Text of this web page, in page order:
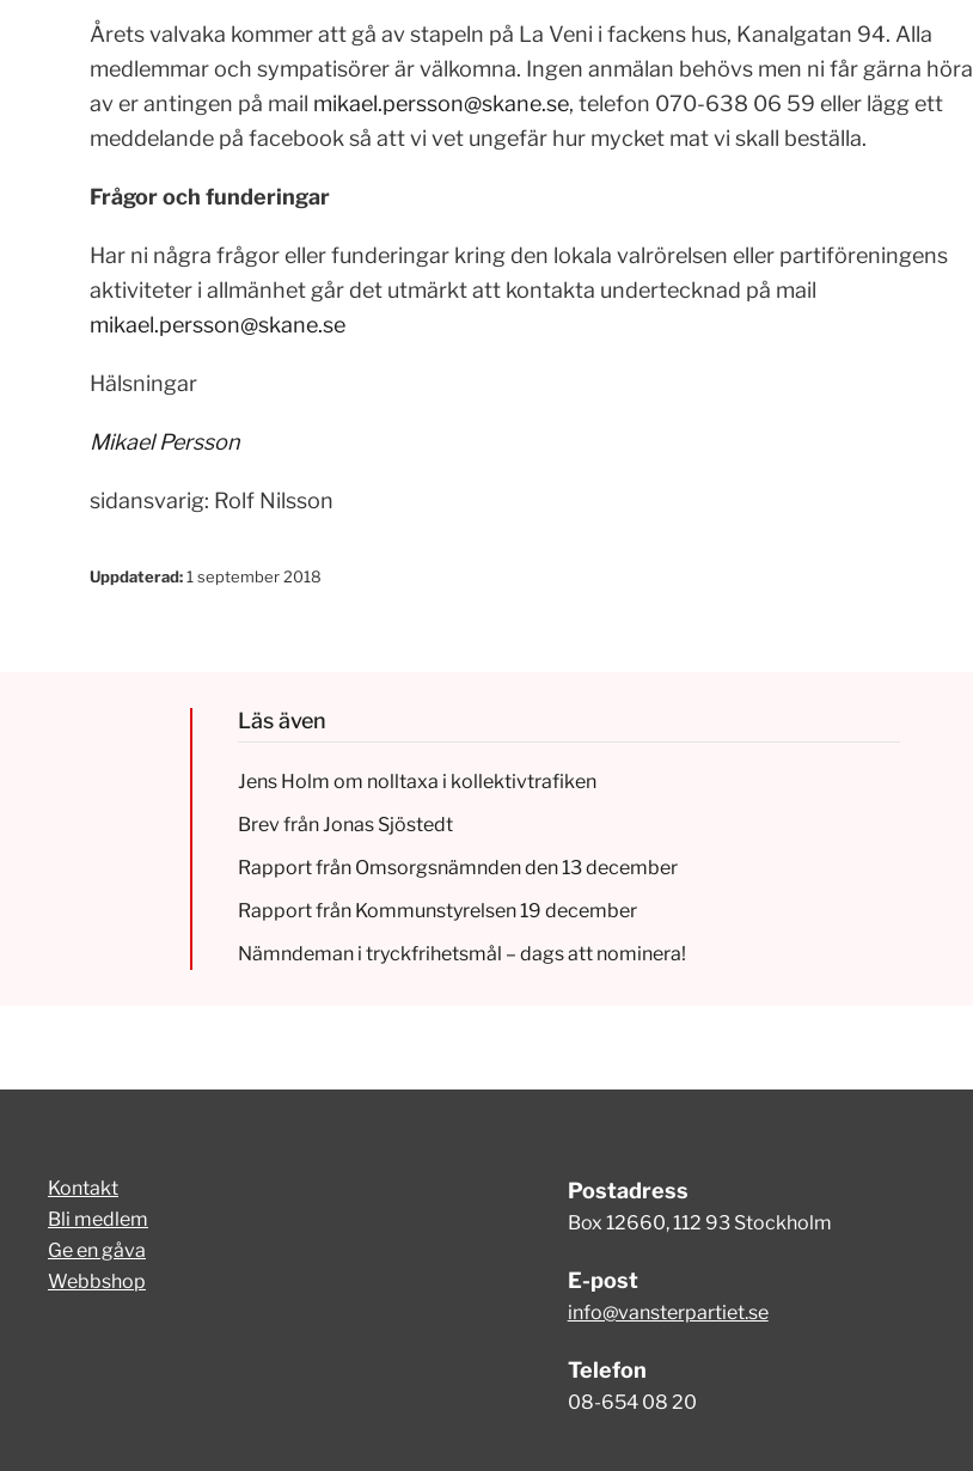
Årets valvaka kommer att gå av stapeln på La Veni i fackens hus, Kanalgatan 94. Alla
medlemmar och sympatisörer är välkomna. Ingen anmälan behövs men ni får gärna höra
av er antingen på mail mikael.persson@skane.se, telefon 070-638 06 59 eller lägg ett
meddelande på facebook så att vi vet ungefär hur mycket mat vi skall beställa.
Frågor och funderingar
Har ni några frågor eller funderingar kring den lokala valrörelsen eller partiföreningens
aktiviteter i allmänhet går det utmärkt att kontakta undertecknad på mail
mikael.persson@skane.se
Hälsningar
Mikael Persson
sidansvarig: Rolf Nilsson
Uppdaterad:1 september 2018
Läs även
Jens Holm om nolltaxa i kollektivtrafiken
Brev från Jonas Sjöstedt
Rapport från Omsorgsnämnden den 13 december
Rapport från Kommunstyrelsen 19 december
Nämndeman i tryckfrihetsmål – dags att nominera!
Kontakt
Bli medlem
Ge en gåva
Webbshop
Postadress
Box 12660, 112 93 Stockholm
E-post
info@vansterpartiet.se
Telefon
08-654 08 20